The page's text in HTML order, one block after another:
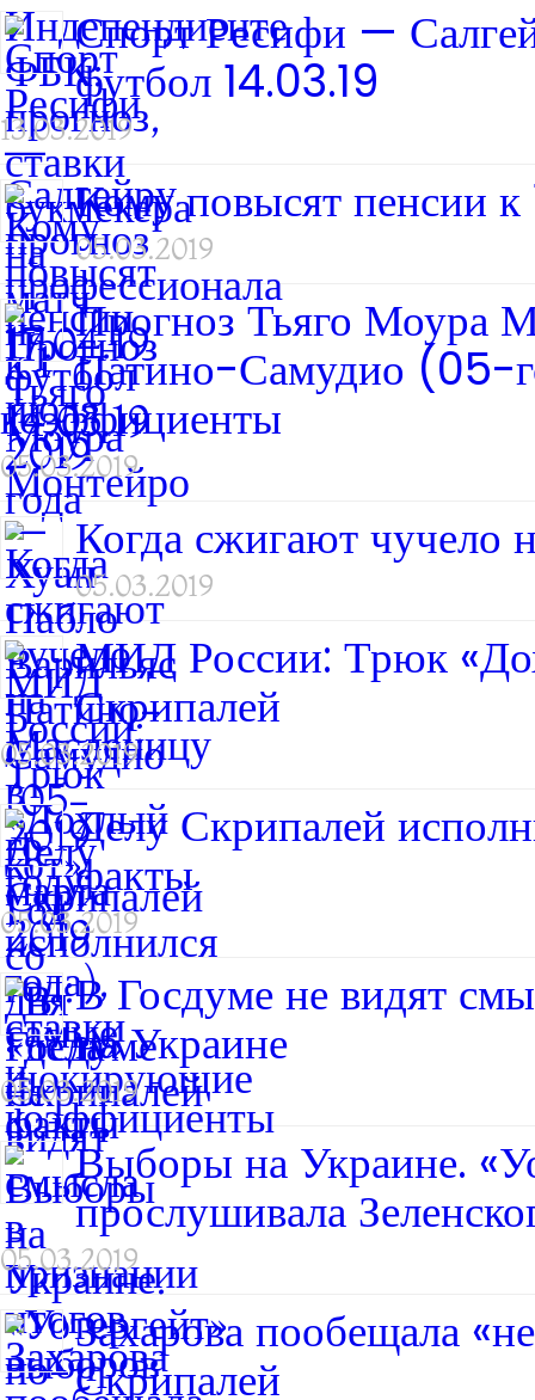
Спорт Ресифи —
футбол 14.03.19
13.03.2019
Кому повысят пенсии
05.03.2019
Прогноз Тьяго Моура
Патино-Самудио (05-
коэффициенты
05.03.2019
Когда сжигают чучело
05.03.2019
МИД России: Трюк
Скрипалей
05.03.2019
Делу Скрипалей
факты
05.03.2019
В Госдуме не видят
на Украине
05.03.2019
Выборы на Украине.
прослушивала
05.03.2019
Захарова пообещала
Скрипалей